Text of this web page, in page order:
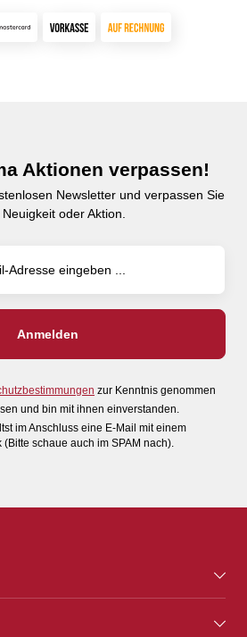
Aktionen verpassen!
Newsletter und verpassen Sie
oder Aktion.
zur Kenntnis genommen
und bin mit ihnen einverstanden.
im Anschluss eine E-Mail mit einem
(Bitte schaue auch im SPAM nach).